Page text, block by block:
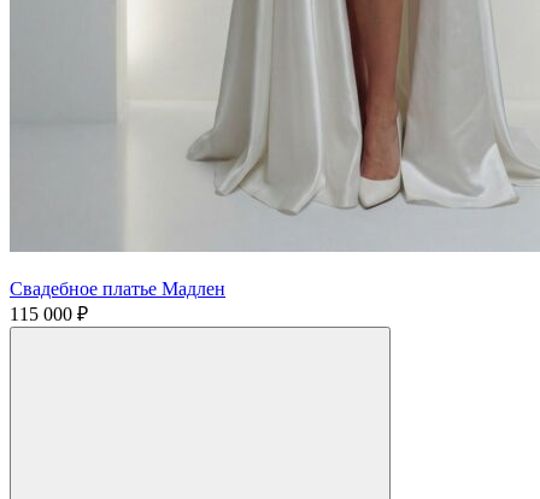
Свадебное платье Мадлен
115 000 ₽